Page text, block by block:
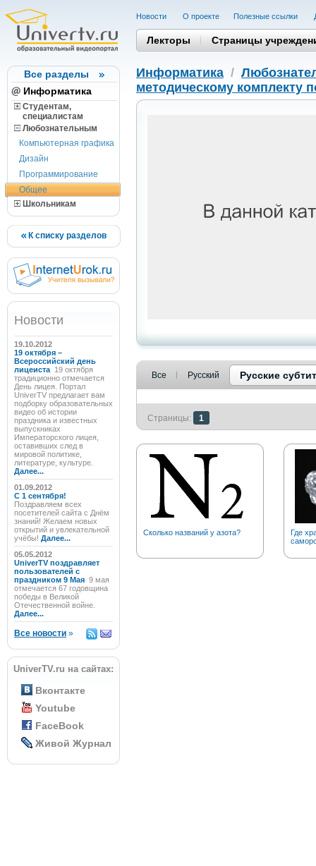
Все разделы
Информатика
Студентам,
cпециалистам
Любознательным
Компьютерная графика
Дизайн
Программирование
Общее
Школьникам
К списку разделов
Новости
19.10.2012
19 октября –
Всероссийский день
лицеиста 19 октября
традиционно отмечается
День лицея. Портал
UniverTV предлагает вам
подборку образовательных
видео об истории
праздника и известных
выпускниках
Императорского лицея,
оставивших след в
мировой политике,
литературе, культуре.
Далее...
01.09.2012
C 1 сентября!
Поздравляем всех
посетителей сайта с Днём
знаний! Желаем новых
открытий и увлекательной
учёбы! Далее...
05.05.2012
UniverTV поздравляет
пользователей с
праздником 9 Мая 9 мая
отмечается 67 годовщина
победы в Великой
Отечественной войне.
Далее...
Все новости »
UniverTV.ru на сайтах:
Вконтакте
Youtube
FaceBook
Живой Журнал
Новости О проекте Полезные cсылки
Лекторы Страницы
Информатика /
методическому комплекту
Все Русский Русские
Страницы: 1
Сколько названий у азота?
Где